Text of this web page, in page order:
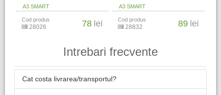
A3 SMART
Cod produs
28026 78 lei
A3 SMART
Cod produs
28832 89 lei
Intrebari frecvente
Cat costa livrarea/transportul?